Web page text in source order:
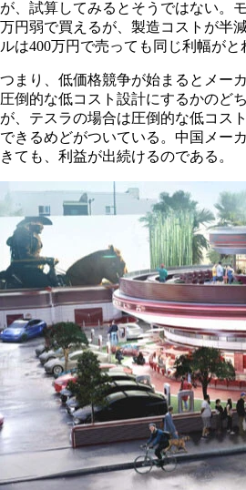
が、試算してみるとそうではない。
万円弱で買えるが、製造コストが半
ルは400万円で売っても同じ利幅がと
つまり、低価格競争が始まるとメー
圧倒的な低コスト設計にするかのど
が、テスラの場合は圧倒的な低コス
できるめどがついている。中国メー
きても、利益が出続けるのである。